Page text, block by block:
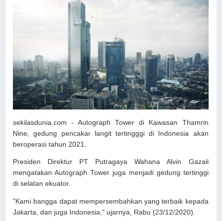
sekilasdunia.com - Autograph Tower di Kawasan Thamrin
Nine, gedung pencakar langit tertingggi di Indonesia akan
beroperasi tahun 2021.
Presiden Direktur PT Putragaya Wahana Alvin Gazali
mengatakan Autograph Tower juga menjadi gedung tertinggi
di selatan ekuator.
"Kami bangga dapat mempersembahkan yang terbaik kepada
Jakarta, dan juga Indonesia," ujarnya, Rabu (23/12/2020).